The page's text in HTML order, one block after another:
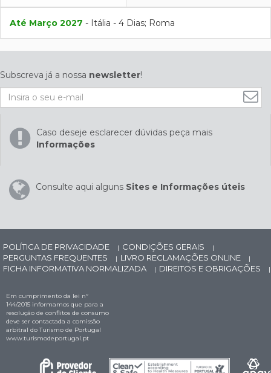
Até Março 2027 - Itália - 4 Dias; Roma
Subscreva já a nossa newsletter!
Caso deseje esclarecer dúvidas peça mais
Informações
Consulte aqui alguns Sites e Informações úteis
POLÍTICA DE PRIVACIDADE | CONDIÇÕES GERAIS |
PERGUNTAS FREQUENTES | LIVRO RECLAMAÇÕES ONLINE |
FICHA INFORMATIVA NORMALIZADA | DIREITOS E OBRIGAÇÕES |
Em cumprimento da lei nº
144/2015 informamos que para a
resolução de conflitos de consumo
deve ser contactada a comissão
arbitral do Turismo de Portugal
www.turismodeportugal.pt